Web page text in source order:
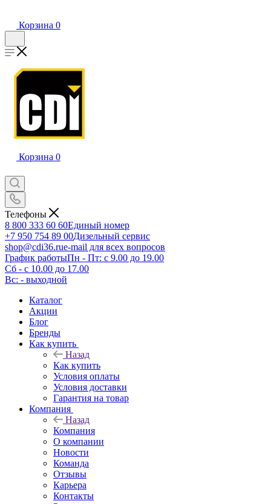
Корзина 0
Корзина 0
Телефоны
8 800 333 60 60Единый номер
+7 950 754 89 00Дизельный сервис
shop@cdi36.rue-mail для всех вопросов
График работыПн - Пт: с 9.00 до 19.00
Сб - с 10.00 до 17.00
Вс: - выходной
Каталог
Акции
Блог
Бренды
Как купить
Назад
Как купить
Условия оплаты
Условия доставки
Гарантия на товар
Компания
Назад
Компания
О компании
Новости
Команда
Отзывы
Карьера
Контакты